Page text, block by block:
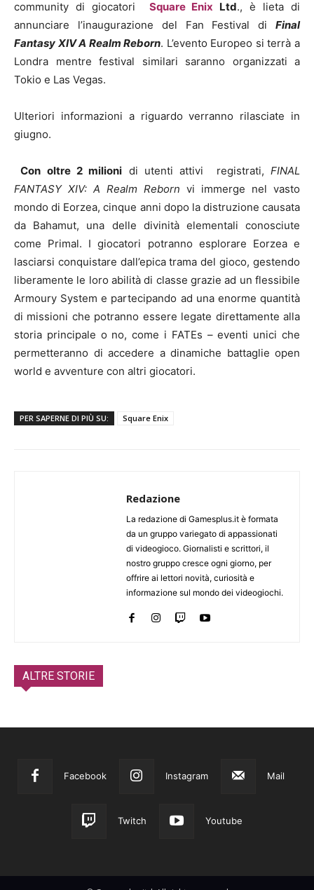
community di giocatori Square Enix Ltd., è lieta di
annunciare l’inaugurazione del Fan Festival di Final
Fantasy XIV A Realm Reborn. L’evento Europeo si terrà a
Londra mentre festival similari saranno organizzati a
Tokio e Las Vegas.
Ulteriori informazioni a riguardo verranno rilasciate in
giugno.
Con oltre 2 milioni di utenti attivi registrati,FINAL
FANTASY XIV: A Realm Reborn vi immerge nel vasto
mondo di Eorzea, cinque anni dopo la distruzione causata
da Bahamut, una delle divinità elementali conosciute
come Primal. I giocatori potranno esplorare Eorzea e
lasciarsi conquistare dall’epica trama del gioco, gestendo
liberamente le loro abilità di classe grazie ad un flessibile
Armoury System e partecipando ad una enorme quantità
di missioni che potranno essere legate direttamente alla
storia principale o no, come i FATEs – eventi unici che
permetteranno di accedere a dinamiche battaglie open
world e avventure con altri giocatori.
PER SAPERNE DI PIÙ SU: Square Enix
Redazione
La redazione di Gamesplus.it è formata
da un gruppo variegato di appassionati
di videogioco. Giornalisti e scrittori, il
nostro gruppo cresce ogni giorno, per
offrire ai lettori novità, curiosità e
informazione sul mondo dei videogiochi.
ALTRE STORIE
Facebook Instagram Mail
Twitch Youtube